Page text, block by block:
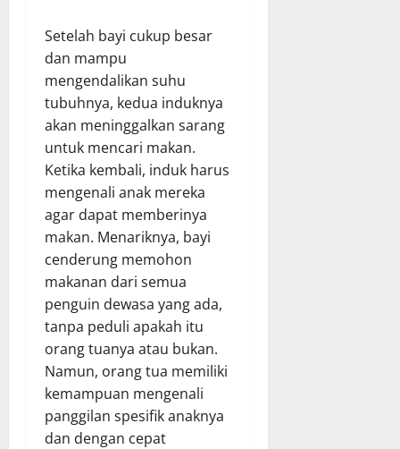
Setelah bayi cukup besar
dan mampu
mengendalikan suhu
tubuhnya, kedua induknya
akan meninggalkan sarang
untuk mencari makan.
Ketika kembali, induk harus
mengenali anak mereka
agar dapat memberinya
makan. Menariknya, bayi
cenderung memohon
makanan dari semua
penguin dewasa yang ada,
tanpa peduli apakah itu
orang tuanya atau bukan.
Namun, orang tua memiliki
kemampuan mengenali
panggilan spesifik anaknya
dan dengan cepat